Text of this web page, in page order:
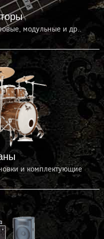
модульные и др..
и комплектующие